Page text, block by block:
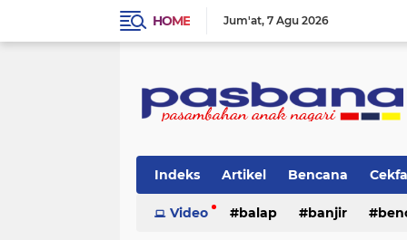
HOME Jum'at 7 Agu 2026
Indeks Artikel Bencana
Musik Olahraga Pariwisata
Video balap banjir